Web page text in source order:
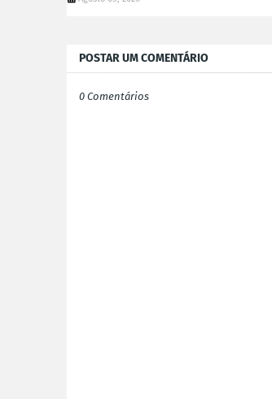
POSTAR UM COMENTÁRIO
0 Comentários